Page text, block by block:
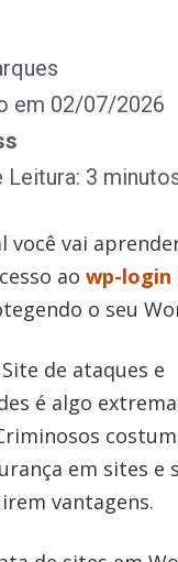
em 02/07/2026
Leitura: 3
você vai
aowp-login
o seu
de ataques e
é algo
em sites e
vantagens.